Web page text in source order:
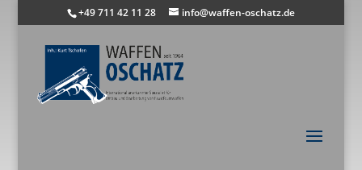
+49 711 42 11 28 info@waffen-oschatz.de